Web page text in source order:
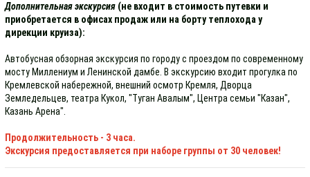
Дополнительная экскурсия (не входит в стоимость путевки и
приобретается в офисах продаж или на борту теплохода у
дирекции круиза):
Автобусная обзорная экскурсия по городу с проездом по современному
мосту Миллениум и Ленинской дамбе. В экскурсию входит прогулка по
Кремлевской набережной, внешний осмотр Кремля, Дворца
Земледельцев, театра Кукол, "Туган Авалым", Центра семьи "Казан",
Казань Арена".
Продолжительность - 3 часа.
Экскурсия предоставляется при наборе группы от 30 человек!